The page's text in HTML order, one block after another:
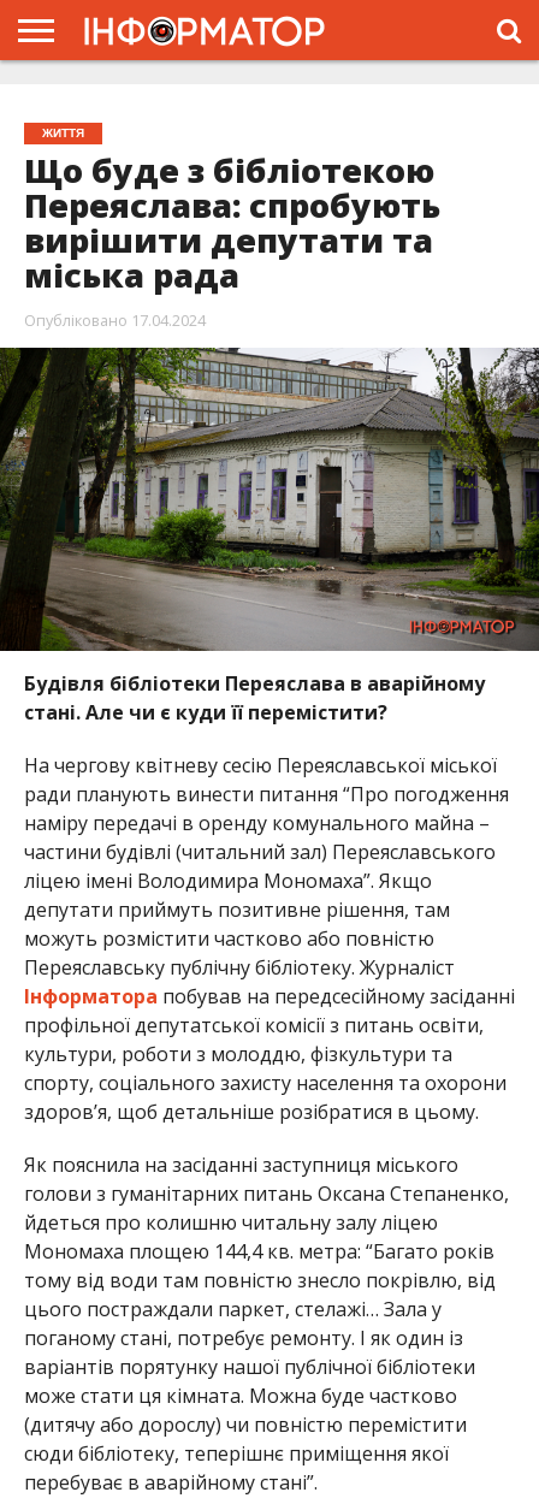
ПРОЄКТ
ЖИТТЯ
Що буде з бібліотекою
Переяслава: спробують
вирішити депутати та
міська рада
Опубліковано 17.04.2024
Будівля бібліотеки Переяслава в аварійному
стані. Але чи є куди її перемістити?
На чергову квітневу сесію Переяславської міської
ради планують винести питання “Про погодження
наміру передачі в оренду комунального майна –
частини будівлі (читальний зал) Переяславського
ліцею імені Володимира Мономаха”. Якщо
депутати приймуть позитивне рішення, там
можуть розмістити частково або повністю
Переяславську публічну бібліотеку. Журналіст
Інформатора побував на передсесійному засіданні
профільної депутатської комісії з питань освіти,
культури, роботи з молоддю, фізкультури та
спорту, соціального захисту населення та охорони
здоров’я, щоб детальніше розібратися в цьому.
Як пояснила на засіданні заступниця міського
голови з гуманітарних питань Оксана Степаненко,
йдеться про колишню читальну залу ліцею
Мономаха площею 144,4 кв. метра: “Багато років
тому від води там повністю знесло покрівлю, від
цього постраждали паркет, стелажі… Зала у
поганому стані, потребує ремонту. І як один із
варіантів порятунку нашої публічної бібліотеки
може стати ця кімната. Можна буде частково
(дитячу або дорослу) чи повністю перемістити
сюди бібліотеку, теперішнє приміщення якої
перебуває в аварійному стані”.